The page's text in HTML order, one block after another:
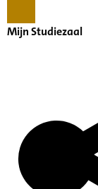
Mijn Studiezaal